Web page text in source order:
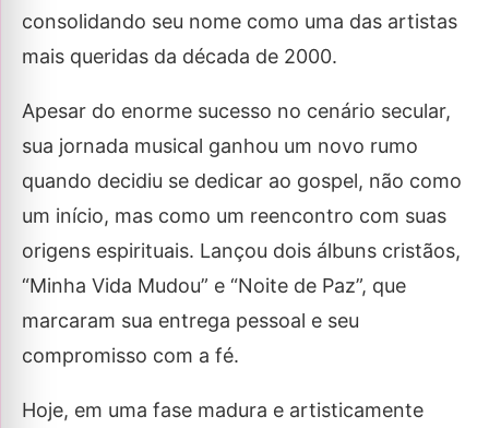
consolidando seu nome como uma das artistas
mais queridas da década de 2000.
Apesar do enorme sucesso no cenário secular,
sua jornada musical ganhou um novo rumo
quando decidiu se dedicar ao gospel, não como
um início, mas como um reencontro com suas
origens espirituais. Lançou dois álbuns cristãos,
“Minha Vida Mudou” e “Noite de Paz”, que
marcaram sua entrega pessoal e seu
compromisso com a fé.
Hoje, em uma fase madura e artisticamente